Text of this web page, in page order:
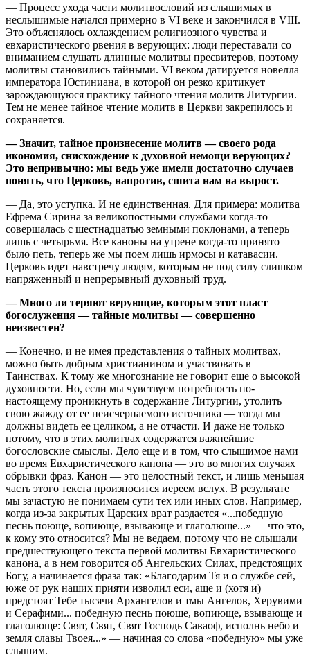
— Процесс ухода части молитвословий из слышимых в
неслышимые начался примерно в VI веке и закончился в VIII.
Это объяснялось охлаждением религиозного чувства и
евхаристического рвения в верующих: люди переставали со
вниманием слушать длинные молитвы пресвитеров, поэтому
молитвы становились тайными. VI веком датируется новелла
императора Юстиниана, в которой он резко критикует
зарождающуюся практику тайного чтения молитв Литургии.
Тем не менее тайное чтение молитв в Церкви закрепилось и
сохраняется.
— Значит, тайное произнесение молитв — своего рода
икономия, снисхождение к духовной немощи верующих?
Это непривычно: мы ведь уже имели достаточно случаев
понять, что Церковь, напротив, сшита нам на вырост.
— Да, это уступка. И не единственная. Для примера: молитва
Ефрема Сирина за великопостными службами когда-то
совершалась с шестнадцатью земными поклонами, а теперь
лишь с четырьмя. Все каноны на утрене когда-то принято
было петь, теперь же мы поем лишь ирмосы и катавасии.
Церковь идет навстречу людям, которым не под силу слишком
напряженный и непрерывный духовный труд.
— Много ли теряют верующие, которым этот пласт
богослужения — тайные молитвы — совершенно
неизвестен?
— Конечно, и не имея представления о тайных молитвах,
можно быть добрым христианином и участвовать в
Таинствах. К тому же многознание не говорит еще о высокой
духовности. Но, если мы чувствуем потребность по-
настоящему проникнуть в содержание Литургии, утолить
свою жажду от ее неисчерпаемого источника — тогда мы
должны видеть ее целиком, а не отчасти. И даже не только
потому, что в этих молитвах содержатся важнейшие
богословские смыслы. Дело еще и в том, что слышимое нами
во время Евхаристического канона — это во многих случаях
обрывки фраз. Канон — это целостный текст, и лишь меньшая
часть этого текста произносится иереем вслух. В результате
мы зачастую не понимаем сути тех или иных слов. Например,
когда из-за закрытых Царских врат раздается «...победную
песнь поюще, вопиюще, взывающе и глаголюще...» — что это,
к кому это относится? Мы не ведаем, потому что не слышали
предшествующего текста первой молитвы Евхаристического
канона, а в нем говорится об Ангельских Силах, предстоящих
Богу, а начинается фраза так: «Благодарим Тя и о службе сей,
юже от рук наших прияти изволил еси, аще и (хотя и)
предстоят Тебе тысячи Архангелов и тмы Ангелов, Херувими
и Серафими... победную песнь поюще, вопиюще, взывающе и
глаголюще: Свят, Свят, Свят Господь Саваоф, исполнь небо и
земля славы Твоея...» — начиная со слова «победную» мы уже
слышим.